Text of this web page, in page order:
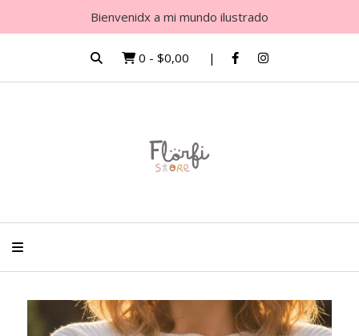
Bienvenidx a mi mundo ilustrado
0 - $0,00